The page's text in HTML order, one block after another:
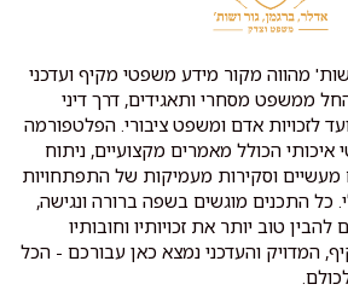
מהווה מקור מידע משפטי מקיף ועדכני
ממשפט מסחרי ותאגידים, דרך דיני
ועד לזכויות אדם ומשפט ציבורי. הפלטפורמה
הכולל מאמרים מקצועיים, ניתוח
מעשיים וסקירות מעמיקות של התפתחויות
התכנים מוגשים בשפה ברורה ונגישה,
טוב יותר את זכויותיו וחובותיו
המדויק והעדכני נמצא כאן עבורכם - הכל